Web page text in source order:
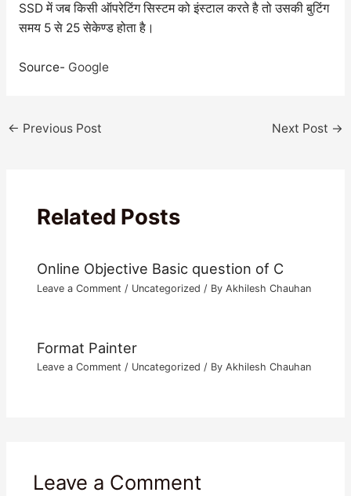
SSD में जब किसी ऑपरेटिंग सिस्टम को इंस्टाल करते है तो उसकी बुटिंग
समय 5 से 25 सेकेण्ड होता है।
Source- Google
← Previous Post Next Post →
Related Posts
Online Objective Basic question of C
Leave a Comment / Uncategorized / ByAkhilesh Chauhan
Format Painter
Leave a Comment / Uncategorized / ByAkhilesh Chauhan
Leave a Comment